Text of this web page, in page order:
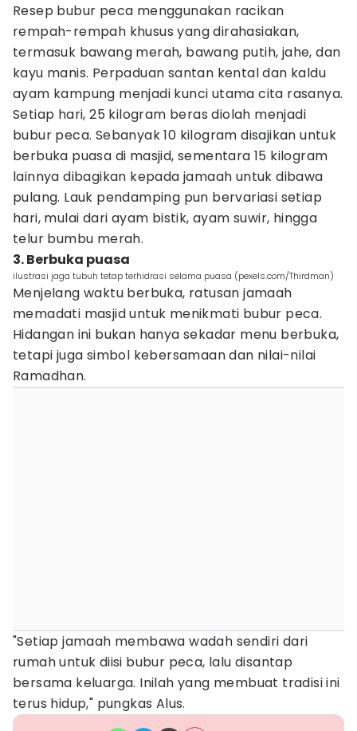
Resep bubur peca menggunakan racikan
rempah-rempah khusus yang dirahasiakan,
termasuk bawang merah, bawang putih, jahe, dan
kayu manis. Perpaduan santan kental dan kaldu
ayam kampung menjadi kunci utama cita rasanya.
Setiap hari, 25 kilogram beras diolah menjadi
bubur peca. Sebanyak 10 kilogram disajikan untuk
berbuka puasa di masjid, sementara 15 kilogram
lainnya dibagikan kepada jamaah untuk dibawa
pulang. Lauk pendamping pun bervariasi setiap
hari, mulai dari ayam bistik, ayam suwir, hingga
telur bumbu merah.
3. Berbuka puasa
ilustrasi jaga tubuh tetap terhidrasi selama puasa (pexels.com/Thirdman)
Menjelang waktu berbuka, ratusan jamaah
memadati masjid untuk menikmati bubur peca.
Hidangan ini bukan hanya sekadar menu berbuka,
tetapi juga simbol kebersamaan dan nilai-nilai
Ramadhan.
"Setiap jamaah membawa wadah sendiri dari
rumah untuk diisi bubur peca, lalu disantap
bersama keluarga. Inilah yang membuat tradisi ini
terus hidup," pungkas Alus.